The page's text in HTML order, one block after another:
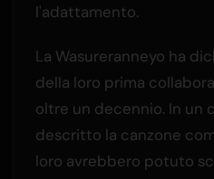
l'adattamento.
La Wasureranneyo ha
della loro prima
oltre un decennio. In un
descritto la canzone
loro avrebbero potuto